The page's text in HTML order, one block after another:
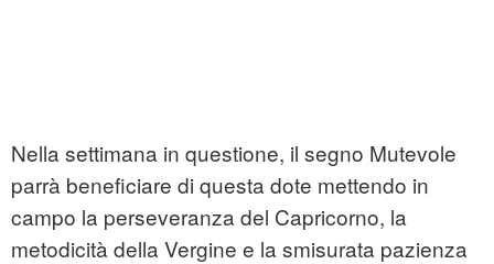
Nella settimana in questione, il segno Mutevole
parrà beneficiare di questa dote mettendo in
campo la perseveranza del Capricorno, la
metodicità della Vergine e la smisurata pazienza